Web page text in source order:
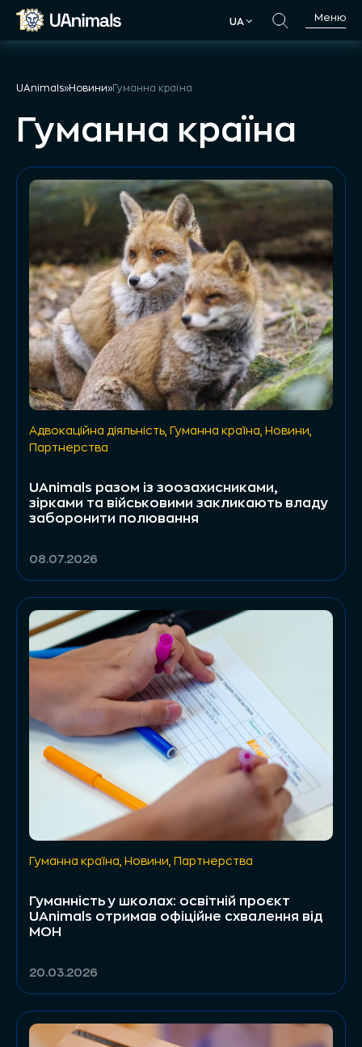
Skip
UA
Меню
UAnimals»Новини»Гуманна країна
Гуманна країна
Адвокаційна діяльність Гуманна країна Новини
Партнерства
UAnimals разом із зоозахисниками,
зірками та військовими закликають владу
заборонити полювання
08.07.2026
Гуманна країна Новини Партнерства
Гуманність у школах: освітній проєкт
UAnimals отримав офіційне схвалення від
МОН
20.03.2026